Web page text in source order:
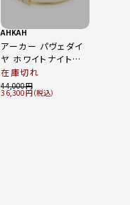
AHKAH
アーカー パヴェダイ
ヤ ホワイトナイトファ
イン ピンキー リング
指輪 ジュエリー
Au750 D0.05ct ゴ
在庫切れ
44,000
36,300